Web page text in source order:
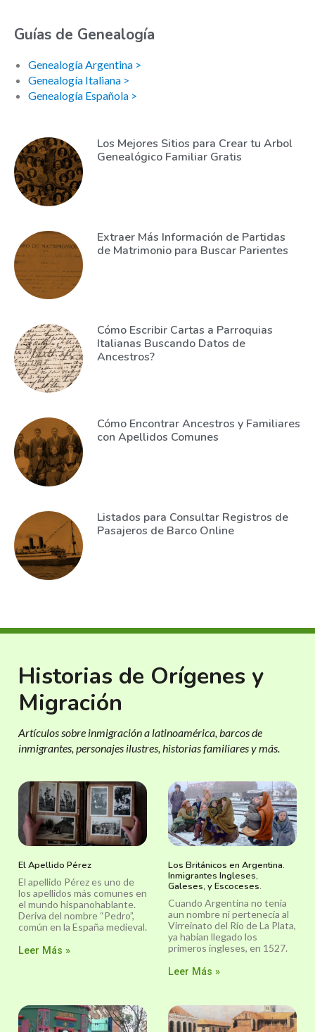
Guías de Genealogía
Genealogía Argentina >
Genealogía Italiana >
Genealogía Española >
Los Mejores Sitios para Crear tu Arbol
Genealógico Familiar Gratis
Extraer Más Información de Partidas
de Matrimonio para Buscar Parientes
Cómo Escribir Cartas a Parroquias
Italianas Buscando Datos de
Ancestros?
Cómo Encontrar Ancestros y Familiares
con Apellidos Comunes
Listados para Consultar Registros de
Pasajeros de Barco Online
Historias de Orígenes y
Migración
Artículos sobre inmigración a latinoamérica, barcos de
inmigrantes, personajes ilustres, historias familiares y más.
El Apellido Pérez
El apellido Pérez es uno de
los apellidos más comunes en
el mundo hispanohablante.
Deriva del nombre “Pedro”,
común en la España medieval.
Leer Más »
Los Británicos en Argentina.
Inmigrantes Ingleses,
Galeses, y Escoceses.
Cuando Argentina no tenia
aun nombre ni pertenecía al
Virreinato del Río de La Plata,
ya habían llegado los
primeros ingleses, en 1527.
Leer Más »